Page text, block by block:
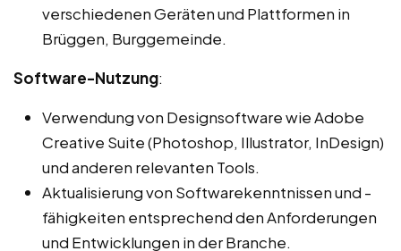
verschiedenen Geräten und Plattformen in
Brüggen, Burggemeinde.
Software-Nutzung:
Verwendung von Designsoftware wie Adobe
Creative Suite (Photoshop, Illustrator, InDesign)
und anderen relevanten Tools.
Aktualisierung von Softwarekenntnissen und -
fähigkeiten entsprechend den Anforderungen
und Entwicklungen in der Branche.